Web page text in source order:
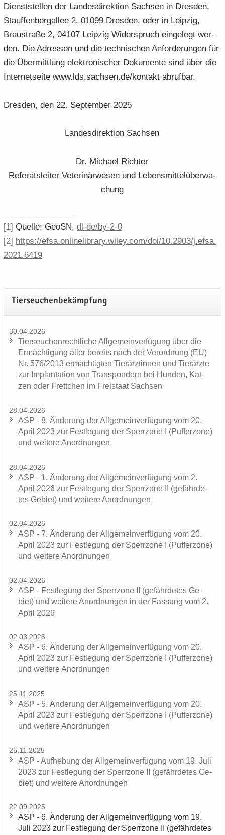
Dienst­stel­len der Lan­des­di­rek­ti­on Sach­sen in Dres­den,
Stauf­fen­berg­al­lee 2, 01099 Dres­den, oder in Leip­zig,
Brau­stra­ße 2, 04107 Leip­zig Wi­der­spruch ein­ge­legt wer­
den. Die Adres­sen und die tech­ni­schen An­for­de­run­gen für
die Über­mitt­lung elek­tro­ni­scher Do­ku­men­te sind über die
In­ter­net­sei­te www.lds.sach­sen.de/kon­takt ab­ruf­bar.
Dres­den, den 22. Sep­tem­ber 2025
Lan­des­di­rek­ti­on Sach­sen
Dr. Mi­cha­el Rich­ter
Re­fe­rats­lei­ter Ve­te­ri­när­we­sen und Le­bens­mit­tel­über­wa­
chung
[1] Quel­le: GeoSN, dl-​​de/​by-​2-​0
[2] https:/​/​efsa.​onlinelibrary.​wiley.​com/​doi/​10.​2903/​j.​efsa.​
2021.​6419
Tier­seu­chen­be­kämp­fung
30.04.2026
Tier­seu­chen­recht­li­che All­ge­mein­ver­fü­gung über die
Er­mäch­ti­gung aller be­reits nach der Ver­ord­nung (EU)
Nr. 576/2013 er­mäch­tig­ten Tier­ärz­tin­nen und Tier­ärz­te
zur Im­plan­ta­ti­on von Trans­pon­dern bei Hun­den, Kat­
zen oder Frett­chen im Frei­staat Sach­sen
28.04.2026
ASP - 8. Än­de­rung der All­ge­mein­ver­fü­gung vom 20.
April 2023 zur Fest­le­gung der Sperr­zo­ne I (Puf­fer­zo­ne)
und wei­te­re An­ord­nun­gen
28.04.2026
ASP - 1. Än­de­rung der All­ge­mein­ver­fü­gung vom 2.
April 2026 zur Fest­le­gung der Sperr­zo­ne II (ge­fähr­de­
tes Ge­biet) und wei­te­re An­ord­nun­gen
02.04.2026
ASP - 7. Än­de­rung der All­ge­mein­ver­fü­gung vom 20.
April 2023 zur Fest­le­gung der Sperr­zo­ne I (Puf­fer­zo­ne)
und wei­te­re An­ord­nun­gen
02.04.2026
ASP - Fest­le­gung der Sperr­zo­ne II (ge­fähr­de­tes Ge­
biet) und wei­te­re An­ord­nun­gen in der Fas­sung vom 2.
April 2026
02.03.2026
ASP - 6. Än­de­rung der All­ge­mein­ver­fü­gung vom 20.
April 2023 zur Fest­le­gung der Sperr­zo­ne I (Puf­fer­zo­ne)
und wei­te­re An­ord­nun­gen
25.11.2025
ASP - 5. Än­de­rung der All­ge­mein­ver­fü­gung vom 20.
April 2023 zur Fest­le­gung der Sperr­zo­ne I (Puf­fer­zo­ne)
und wei­te­re An­ord­nun­gen
25.11.2025
ASP - Auf­he­bung der All­ge­mein­ver­fü­gung vom 19. Juli
2023 zur Fest­le­gung der Sperr­zo­ne II (ge­fähr­de­tes Ge­
biet) und wei­te­re An­ord­nun­gen
22.09.2025
ASP - 6. Än­de­rung der All­ge­mein­ver­fü­gung vom 19.
Juli 2023 zur Fest­le­gung der Sperr­zo­ne II (ge­fähr­de­tes